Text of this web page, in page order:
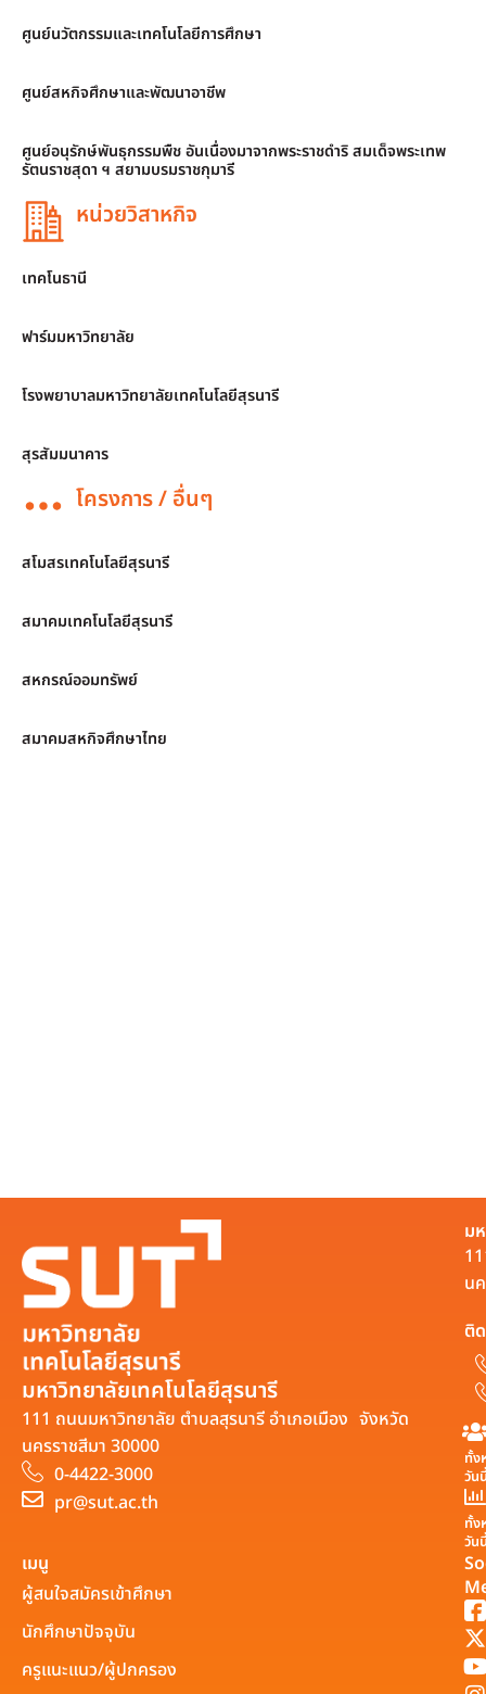
ศูนย์นวัตกรรมและเทคโนโลยีการศึกษา
ศูนย์สหกิจศึกษาและพัฒนาอาชีพ
ศูนย์อนุรักษ์พันธุกรรมพืช อันเนื่องมาจากพระราชดำริ สมเด็จพระเทพ
รัตนราชสุดา ฯ สยามบรมราชกุมารี
หน่วยวิสาหกิจ
เทคโนธานี
ฟาร์มมหาวิทยาลัย
โรงพยาบาลมหาวิทยาลัยเทคโนโลยีสุรนารี
สุรสัมมนาคาร
โครงการ / อื่นๆ
สโมสรเทคโนโลยีสุรนารี
สมาคมเทคโนโลยีสุรนารี
สหกรณ์ออมทรัพย์
สมาคมสหกิจศึกษาไทย
มหาวิทยาลัยเทคโนโลยีสุรนารี
111 ถนนมหาวิทยาลัย ตำบลสุรนารี อำเภอเมือง จังหวัด
นครราชสีมา 30000
0-4422-3000
pr@sut.ac.th
ม
น
ติ
ทั้ง
วัน
ทั้ง
วัน
เมนู
ผู้สนใจสมัครเข้าศึกษา
นักศึกษาปัจจุบัน
ครูแนะแนว/ผู้ปกครอง